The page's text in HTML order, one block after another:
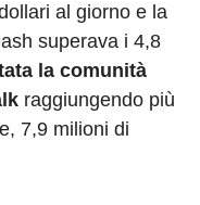
al giorno e la
superava i 4,8
la comunità
raggiungendo più
7,9 milioni di